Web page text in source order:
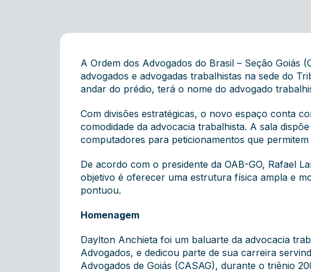
A Ordem dos Advogados do Brasil – Seção Goiás
advogados e advogadas trabalhistas na sede do
andar do prédio, terá o nome do advogado
Com divisões estratégicas, o novo espaço conta
comodidade da advocacia trabalhista. A sala
computadores para peticionamentos que permitem
De acordo com o presidente da OAB-GO, Rafael
objetivo é oferecer uma estrutura física ampla e
pontuou.
Homenagem
Daylton Anchieta foi um baluarte da advocacia
Advogados, e dedicou parte de sua carreira
Advogados de Goiás (CASAG), durante o triênio